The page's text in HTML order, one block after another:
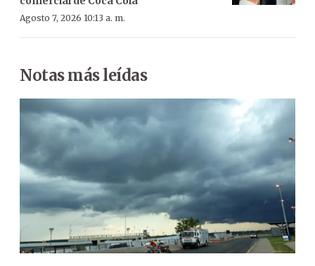
Agosto 7, 2026 10:13 a. m.
Notas más leídas